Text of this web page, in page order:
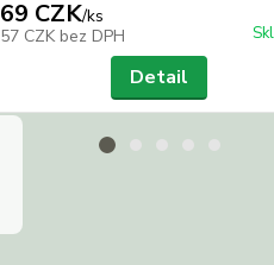
69 CZK/ks
57 CZK bez DPH
Detail